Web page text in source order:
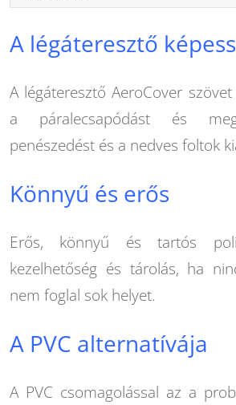
A légáteresztő
A légáteresztő AeroCover
a páralecsapódást és
penészedést és a nedves foltok
Könnyű és erős
Erős, könnyű és tartós
kezelhetőség és tárolás, ha
nem foglal sok helyet.
A PVC alternatívája
A PVC csomagolással az a